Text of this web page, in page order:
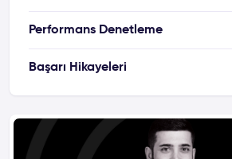
Performans Denetleme
Başarı Hikayeleri